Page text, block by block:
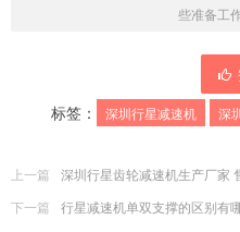
些准备工
标签： 深圳行星减速机 深
上一篇
深圳行星齿轮减速机生产厂家
下一篇
行星减速机单双支撑的区别有